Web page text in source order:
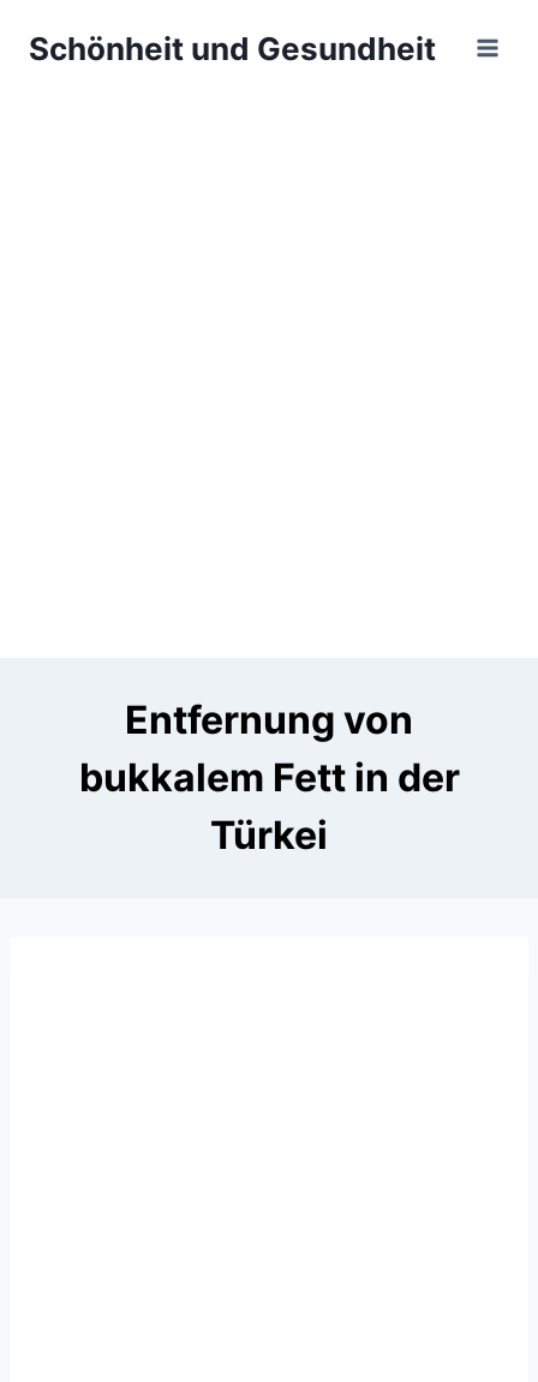
InhaltSchönheit und Gesundheit
Entfernung von
bukkalem Fett in der
Türkei